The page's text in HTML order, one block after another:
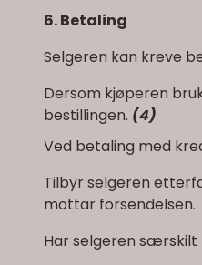
6. Betaling
Selgeren kan kreve
Dersom kjøperen
bestillingen. (4)
Ved betaling med
Tilbyr selgeren
mottar forsendelsen.
Har selgeren særskilt